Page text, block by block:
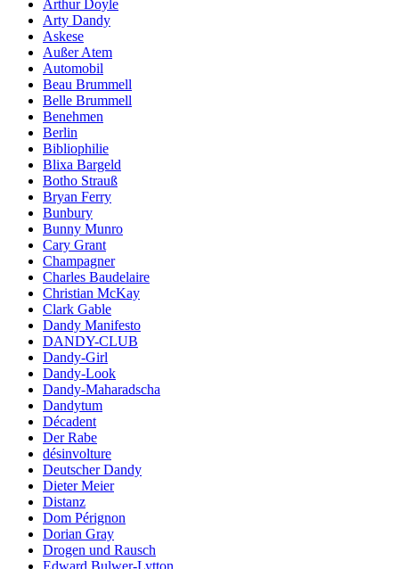
Arthur Doyle
Arty Dandy
Askese
Außer Atem
Automobil
Beau Brummell
Belle Brummell
Benehmen
Berlin
Bibliophilie
Blixa Bargeld
Botho Strauß
Bryan Ferry
Bunbury
Bunny Munro
Cary Grant
Champagner
Charles Baudelaire
Christian McKay
Clark Gable
Dandy Manifesto
DANDY-CLUB
Dandy-Girl
Dandy-Look
Dandy-Maharadscha
Dandytum
Décadent
Der Rabe
désinvolture
Deutscher Dandy
Dieter Meier
Distanz
Dom Pérignon
Dorian Gray
Drogen und Rausch
Edward Bulwer-Lytton